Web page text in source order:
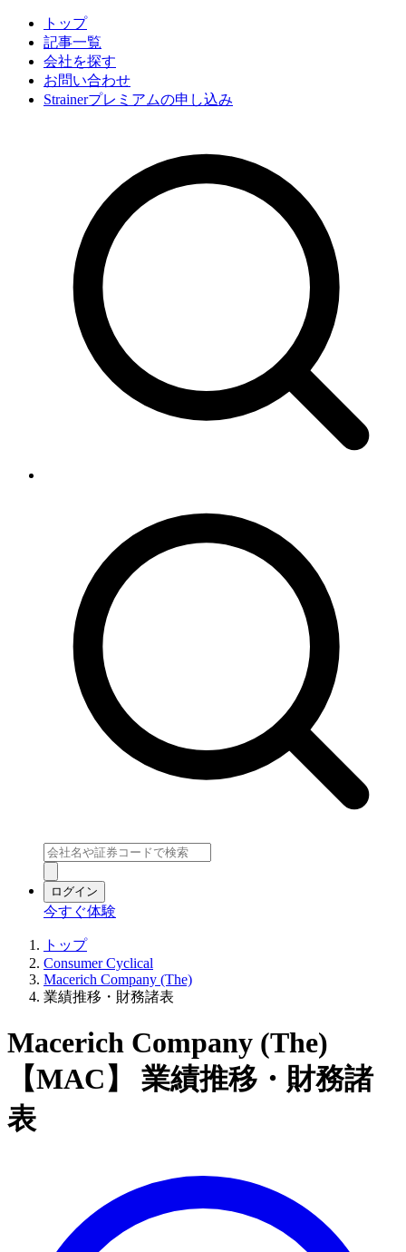
トップ
記事一覧
会社を探す
お問い合わせ
Strainerプレミアムの申し込み
ログイン
今すぐ体験
トップ
Consumer Cyclical
Macerich Company (The)
業績推移・財務諸表
Macerich Company (The)
【MAC】 業績推移・財務諸
表